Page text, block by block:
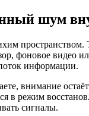
шум
пространством.
фоновое видео
информации.
внимание
в режим
сигналы.